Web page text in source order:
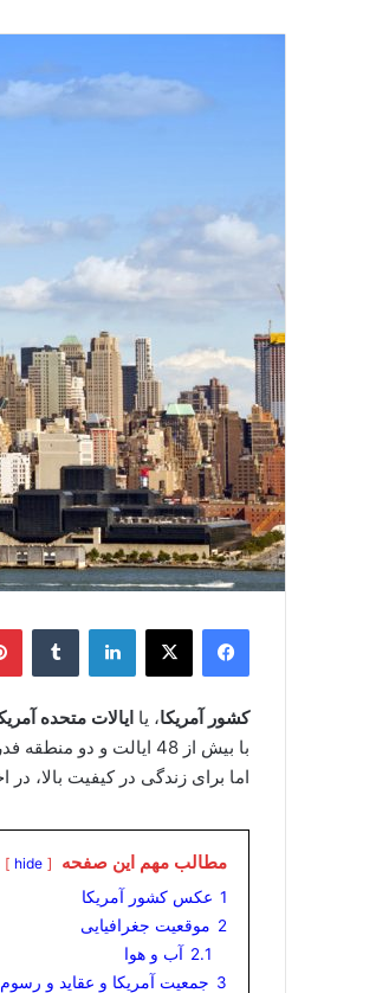
فیس بوک X لینکدین
کشور آمریکا، یا ایالات متحده
با بیش از 48 ایالت و
اما برای زندگی در کیفیت بالا،
مطالب مهم این صفحه hide
1 عکس کشور آمریکا
2 موقعیت جغرافیایی
2.1 آب و هوا
3 جمعیت آمریکا و عقاید و